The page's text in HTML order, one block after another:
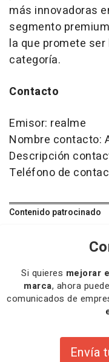
más innovadoras
segmento
la que promete
categoría.
Contacto
Emisor: realme
Nombre contacto:
Descripción
Teléfono de
Contenido patrocinado
Si quieres mejorar
marca, ahora
comunicados de
Envía